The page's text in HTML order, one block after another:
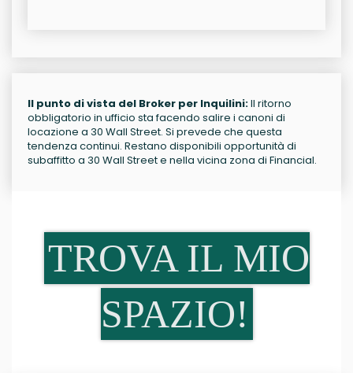
Il punto di vista del Broker per Inquilini:Il ritorno
obbligatorio in ufficio sta facendo salire i canoni di
locazione a 30 Wall Street. Si prevede che questa
tendenza continui. Restano disponibili opportunità di
subaffitto a 30 Wall Street e nella vicina zona di Financial.
TROVA IL MIO
SPAZIO!